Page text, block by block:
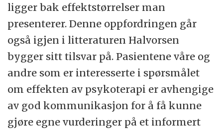
ligger bak effektstørrelser man
presenterer. Denne oppfordringen går
også igjen i litteraturen Halvorsen
bygger sitt tilsvar på. Pasientene våre og
andre som er interesserte i spørsmålet
om effekten av psykoterapi er avhengige
av god kommunikasjon for å få kunne
gjøre egne vurderinger på et informert